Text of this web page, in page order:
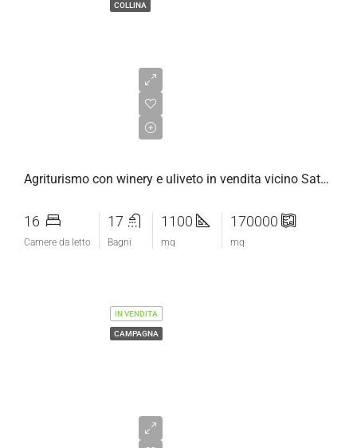
COLLINA
Agriturismo con winery e uliveto in vendita vicino Saturnia, Maremma Toscana
16
Camere da letto
17
Bagni
1100
mq
170000
mq
IN VENDITA
CAMPAGNA